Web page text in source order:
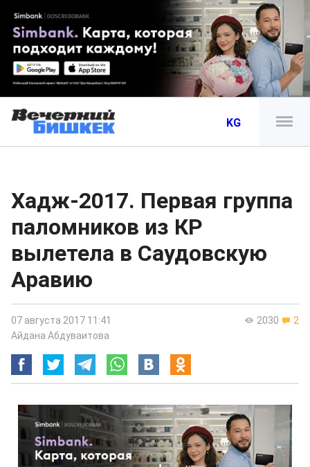
KG
Хадж-2017. Первая группа
паломников из КР
вылетела в Саудовскую
Аравию
2030 2
07 августа 2017 11:41
Айдана Абдуваитова